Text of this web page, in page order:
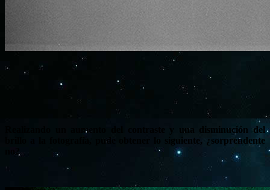
Realizando un aumento del contraste y una disminución del
brillo a la fotografía, pude obtener lo siguiente, ¿sorprendente
no?